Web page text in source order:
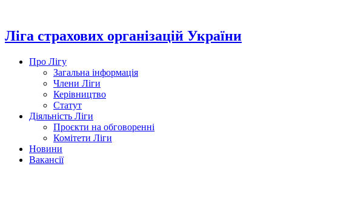
вмісту
Ліга страхових організацій України
Про Лігу
Загальна інформація
Члени Ліги
Керівництво
Статут
Діяльність Ліги
Проєкти на обговоренні
Комітети Ліги
Новини
Вакансії